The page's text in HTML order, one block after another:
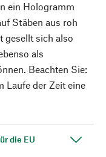
ein Hologramm
Stäben aus roh
gesellt sich also
als
Beachten Sie:
Laufe der Zeit eine
die EU